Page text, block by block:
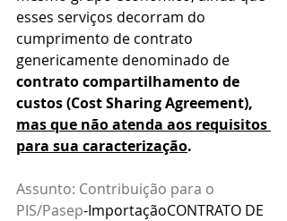
esses serviços decorram do
cumprimento de contrato
genericamente denominado de
contrato compartilhamento de
custos (Cost Sharing Agreement),
mas que não atenda aos requisitos
para sua caracterização.
Assunto: Contribuição para o
PIS/Pasep-ImportaçãoCONTRATO DE